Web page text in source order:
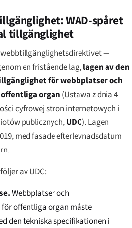
WAD-spåret
tillgänglighet
webbtillgänglighetsdirektivet —
en fristående lag,lagen av den
för webbplatser och
organ (Ustawa z dnia 4
cyfrowej stron internetowych i
publicznych,UDC). Lagen
med fasade efterlevnadsdatum
av UDC:
Webbplatser och
offentliga organ måste
den tekniska specifikationen i